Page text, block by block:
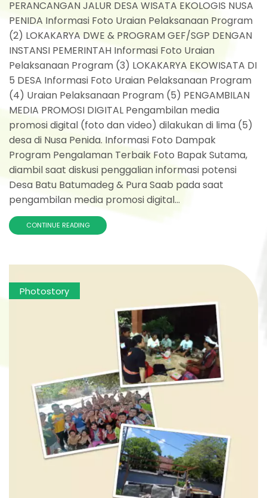
PERANCANGAN JALUR DESA WISATA EKOLOGIS NUSA
PENIDA Informasi Foto Uraian Pelaksanaan Program
(2) LOKAKARYA DWE & PROGRAM GEF/SGP DENGAN
INSTANSI PEMERINTAH Informasi Foto Uraian
Pelaksanaan Program (3) LOKAKARYA EKOWISATA DI
5 DESA Informasi Foto Uraian Pelaksanaan Program
(4) Uraian Pelaksanaan Program (5) PENGAMBILAN
MEDIA PROMOSI DIGITAL Pengambilan media
promosi digital (foto dan video) dilakukan di lima (5)
desa di Nusa Penida. Informasi Foto Dampak
Program Pengalaman Terbaik Foto Bapak Sutama,
diambil saat diskusi penggalian informasi potensi
Desa Batu Batumadeg & Pura Saab pada saat
pengambilan media promosi digital...
CONTINUE READING
Photostory